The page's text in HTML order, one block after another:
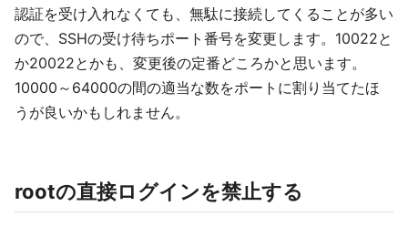
認証を受け入れなくても、無駄に接続してくることが多い
ので、SSHの受け待ちポート番号を変更します。10022と
か20022とかも、変更後の定番どころかと思います。
10000～64000の間の適当な数をポートに割り当てたほ
うが良いかもしれません。
rootの直接ログインを禁止する